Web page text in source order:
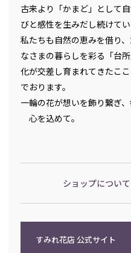
古来より「かまど」として
びと感性を生みだし続けて
私たちも自然の恵みを借り
なさまの暮らしを彩る「台
化が交差し育まれてきたこ
でおります。
一輪の花が想いを飾り繋ぎ
心を込めて。
ショップについて
すみれ花店 公式サイト